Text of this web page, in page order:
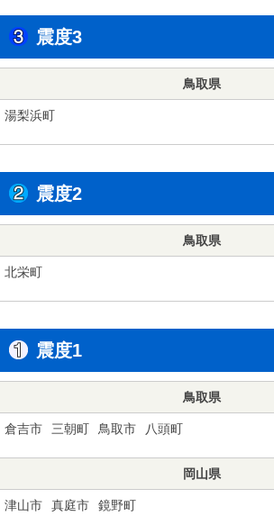
震度3
鳥取県
湯梨浜町
震度2
鳥取県
北栄町
震度1
鳥取県
倉吉市 三朝町 鳥取市 八頭町
岡山県
津山市 真庭市 鏡野町